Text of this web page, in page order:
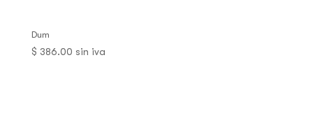
Dum
$ 386.00 sin iva